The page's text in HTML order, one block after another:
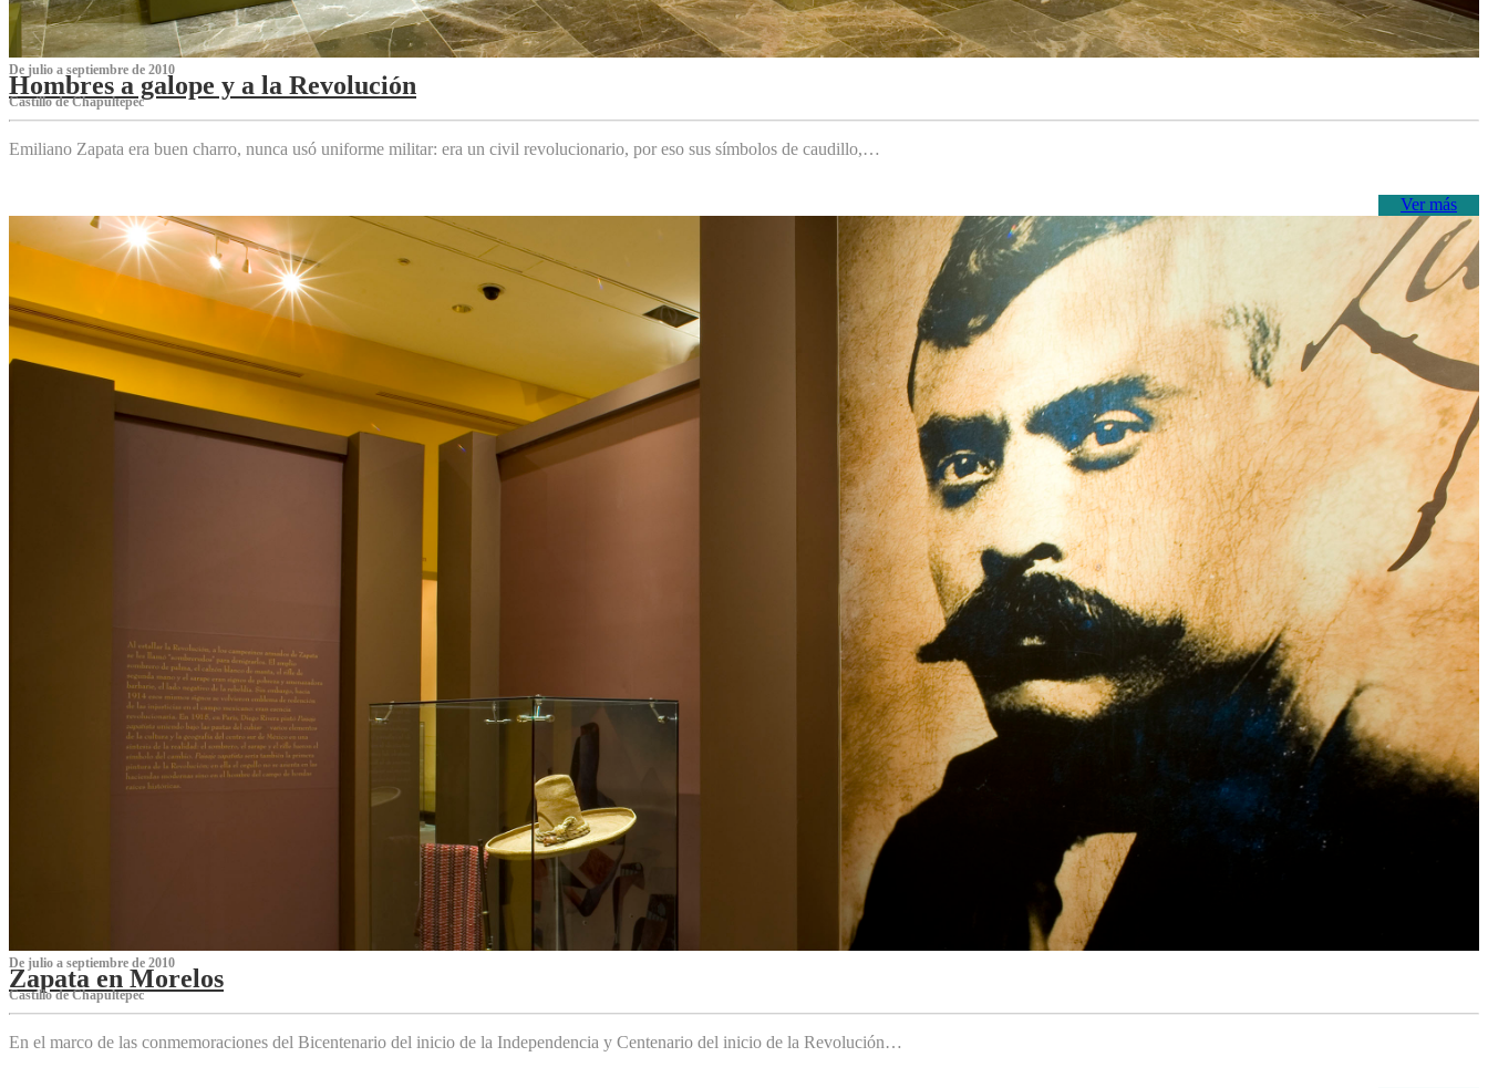
De julio a septiembre de 2010
Hombres a galope y a la Revolución
Castillo de Chapultepec
Emiliano Zapata era buen charro, nunca usó uniforme militar: era un civil revolucionario, por eso sus símbolos de caudillo,…
Ver más
De julio a septiembre de 2010
Zapata en Morelos
Castillo de Chapultepec
En el marco de las conmemoraciones del Bicentenario del inicio de la Independencia y Centenario del inicio de la Revolución…